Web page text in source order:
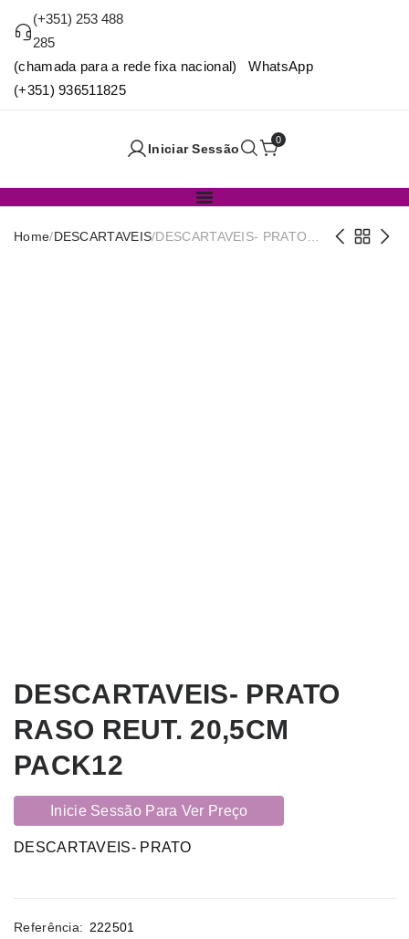
(+351) 253 488
285
(chamada para a rede fixa nacional) WhatsApp
(+351) 936511825
Iniciar Sessão
0
Home/DESCARTAVEIS/DESCARTAVEIS- PRATO
DESCARTAVEIS- PRATO
RASO REUT. 20,5CM
PACK12
Inicie Sessão Para Ver Preço
DESCARTAVEIS- PRATO
Referência: 222501